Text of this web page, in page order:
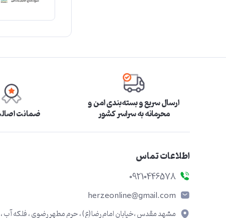
ارسال سریع و بسته‌بندی امن و
محرمانه به سراسر کشور ضمانت
اطلاعات تماس
09210446578
herzeonline@gmail.com
مشهد مقدس ،خیابان امام رضا(ع) ، حرم مطهر رضوی ، فلکه آب ،